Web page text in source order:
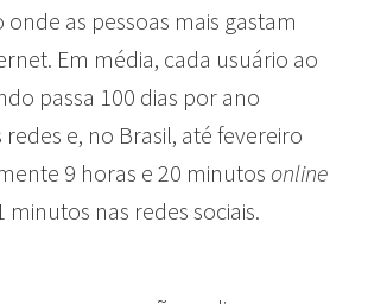
as pessoas mais gastam
Em média, cada usuário ao
passa 100 dias por ano
e, no Brasil, até fevereiro
9 horas e 20 minutos online
minutos nas redes sociais.